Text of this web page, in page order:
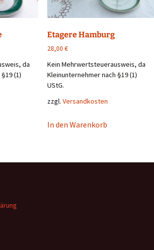
da
(1)
Etagere Hamburg
28,00 €
Kein Mehrwertsteuerausweis, da
Kleinunternehmer nach §19 (1)
UStG.
zzgl. Versandkosten
In den Warenkorb